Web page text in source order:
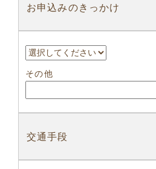
お申込みのきっかけ
その他
交通手段